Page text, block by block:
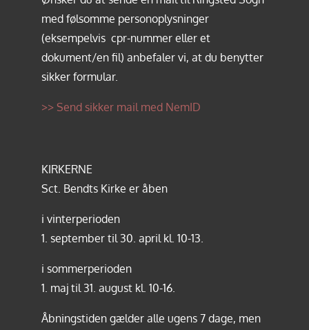
med følsomme personoplysninger
(eksempelvis cpr-nummer eller et
dokument/en fil) anbefaler vi, at du benytter
sikker formular.
>> Send sikker mail med NemID
KIRKERNE
Sct. Bendts Kirke er åben
i vinterperioden
1. september til 30. april kl. 10-13.
i sommerperioden
1. maj til 31. august kl. 10-16.
Åbningstiden gælder alle ugens 7 dage, men